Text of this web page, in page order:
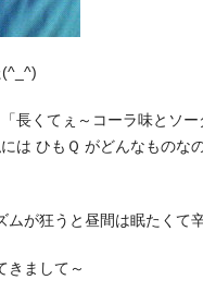
長くてぇ～コーラ味とソ
は ひもＱ がどんなものな
が狂うと昼間は眠たくて
きまして～